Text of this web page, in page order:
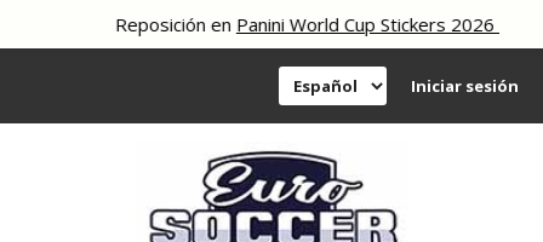
Reposición enPanini World Cup Stickers 2026
Iniciar sesión